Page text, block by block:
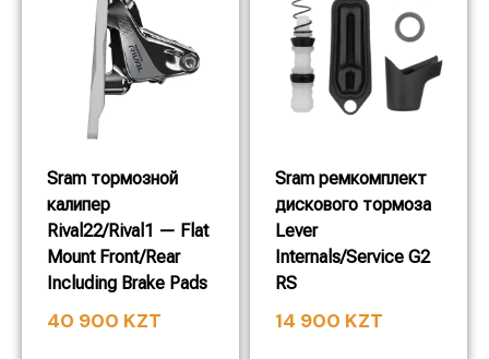
Sram тормозной
калипер
Rival22/Rival1 — Flat
Mount Front/Rear
Including Brake Pads
40 900 KZT
Sram ремкомплект
дискового тормоза
Lever
Internals/Service G2
RS
14 900 KZT